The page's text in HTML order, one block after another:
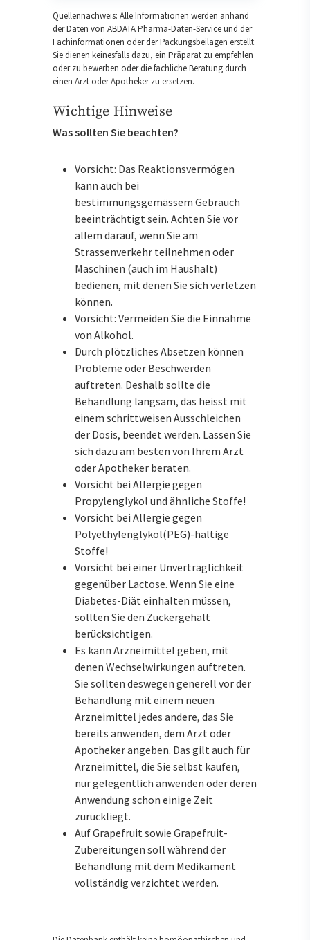
Quellennachweis: Alle Informationen werden anhand
der Daten von ABDATA Pharma-Daten-Service und der
Fachinformationen oder der Packungsbeilagen erstellt.
Sie dienen keinesfalls dazu, ein Präparat zu empfehlen
oder zu bewerben oder die fachliche Beratung durch
einen Arzt oder Apotheker zu ersetzen.
Wichtige Hinweise
Was sollten Sie beachten?
Vorsicht: Das Reaktionsvermögen
kann auch bei
bestimmungsgemässem Gebrauch
beeinträchtigt sein. Achten Sie vor
allem darauf, wenn Sie am
Strassenverkehr teilnehmen oder
Maschinen (auch im Haushalt)
bedienen, mit denen Sie sich verletzen
können.
Vorsicht: Vermeiden Sie die Einnahme
von Alkohol.
Durch plötzliches Absetzen können
Probleme oder Beschwerden
auftreten. Deshalb sollte die
Behandlung langsam, das heisst mit
einem schrittweisen Ausschleichen
der Dosis, beendet werden. Lassen Sie
sich dazu am besten von Ihrem Arzt
oder Apotheker beraten.
Vorsicht bei Allergie gegen
Propylenglykol und ähnliche Stoffe!
Vorsicht bei Allergie gegen
Polyethylenglykol(PEG)-haltige
Stoffe!
Vorsicht bei einer Unverträglichkeit
gegenüber Lactose. Wenn Sie eine
Diabetes-Diät einhalten müssen,
sollten Sie den Zuckergehalt
berücksichtigen.
Es kann Arzneimittel geben, mit
denen Wechselwirkungen auftreten.
Sie sollten deswegen generell vor der
Behandlung mit einem neuen
Arzneimittel jedes andere, das Sie
bereits anwenden, dem Arzt oder
Apotheker angeben. Das gilt auch für
Arzneimittel, die Sie selbst kaufen,
nur gelegentlich anwenden oder deren
Anwendung schon einige Zeit
zurückliegt.
Auf Grapefruit sowie Grapefruit-
Zubereitungen soll während der
Behandlung mit dem Medikament
vollständig verzichtet werden.